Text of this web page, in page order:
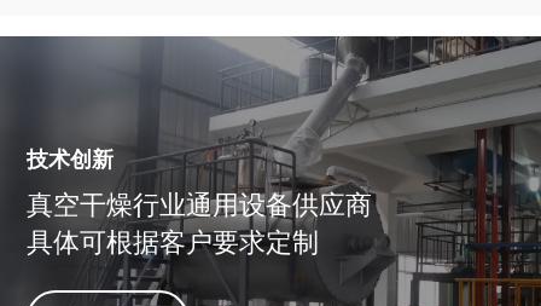
技术创新
真空干燥行业通用设备供应商
具体可根据客户要求定制